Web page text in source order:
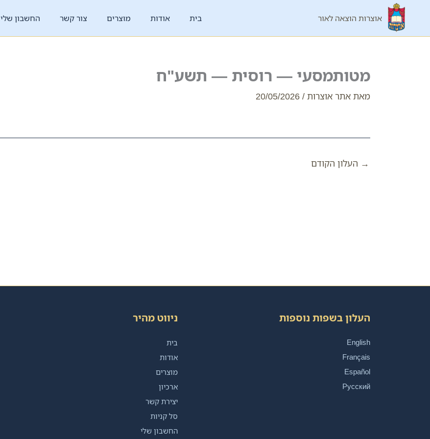
אוצרות הוצאה לאור בית אודות מוצרים צור קשר החשבון שלי
מטותמסעי — רוסית — תשע"ח
מאת אתר אוצרות /
20/05/2026
→ העלון הקודם
העלון בשפות נוספות
English
Français
Español
Русский
ניווט מהיר
בית
אודות
מוצרים
ארכיון
יצירת קשר
סל קניות
החשבון שלי